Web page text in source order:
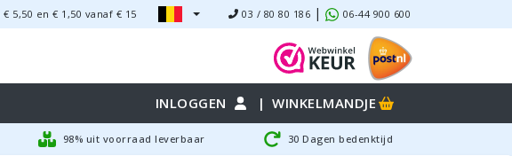
€ 5,50 en € 1,50 vanaf € 15 03 / 80 80 186 | 06-44 900 600
INLOGGEN | WINKELMANDJE
98% uit voorraad leverbaar 30 Dagen bedenktijd